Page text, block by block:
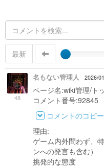
最新
48
名もない管理人 2026/
ページ名:wiki管理/ト
コメント番号:92845
コメントのコピー
理由:
ゲーム内外問わず、
ンへの発言も含む）
挑発的な態度